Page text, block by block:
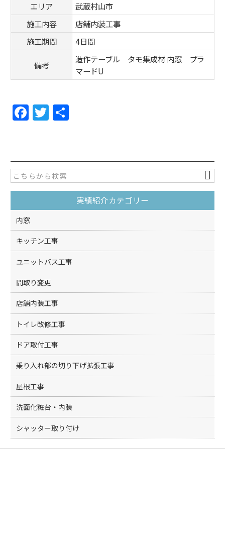
エリア
武蔵村山市
施工内容
店舗内装工事
施工期間
4日間
備考
造作テーブル タモ集成材 内窓 プラ
マードU
F
a
e
b
o
o
k
T
w
er
実績紹介カテゴリー
内窓
キッチン工事
ユニットバス工事
間取り変更
店舗内装工事
トイレ改修工事
ドア取付工事
乗り入れ部の切り下げ拡張工事
屋根工事
洗面化粧台・内装
シャッター取り付け